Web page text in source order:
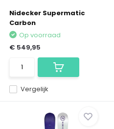
Nidecker Supermatic
Carbon
Vergelijk
Op voorraad
€ 549,95